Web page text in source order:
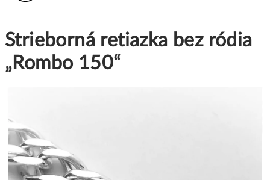
košík
Strieborná retiazka bez ródia
„Rombo 150“